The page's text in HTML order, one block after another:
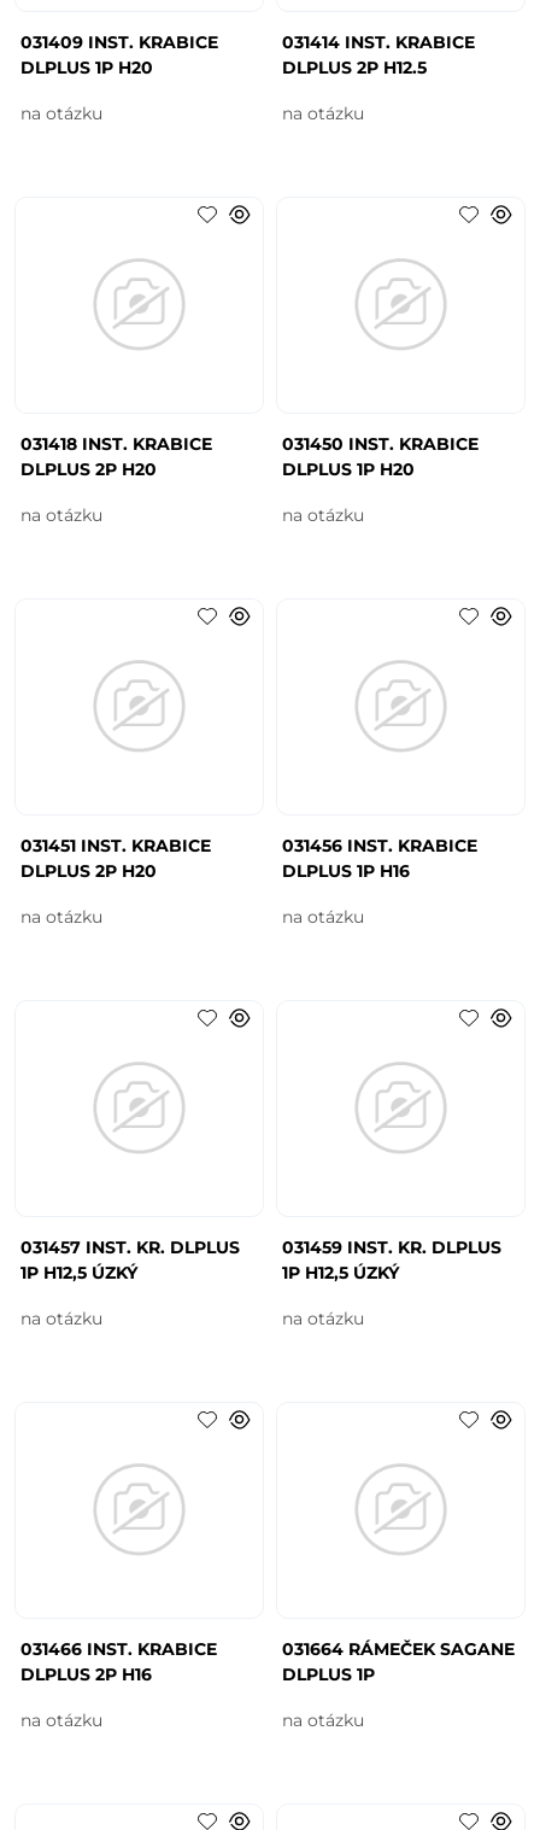
031409 INST. KRABICE
DLPLUS 1P H20
na otázku
031414 INST. KRABICE
DLPLUS 2P H12.5
na otázku
031418 INST. KRABICE
DLPLUS 2P H20
na otázku
031450 INST. KRABICE
DLPLUS 1P H20
na otázku
031451 INST. KRABICE
DLPLUS 2P H20
na otázku
031456 INST. KRABICE
DLPLUS 1P H16
na otázku
031457 INST. KR. DLPLUS
1P H12,5 ÚZKÝ
na otázku
031459 INST. KR. DLPLUS
1P H12,5 ÚZKÝ
na otázku
031466 INST. KRABICE
DLPLUS 2P H16
na otázku
031664 RÁMEČEK SAGANE
DLPLUS 1P
na otázku